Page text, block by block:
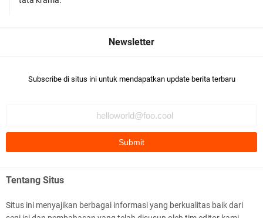
Samapta Polresta Mataram Patroli di Wilayah
Ampenan
Subscribe di situs ini untuk mendapatkan update berita terbaru
Tentang Situs
Situs ini menyajikan berbagai informasi yang berkualitas baik dari